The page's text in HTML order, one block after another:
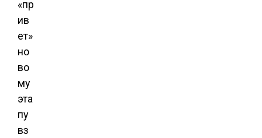
«пр
ив
ет»
но
во
му
эта
пу
вз